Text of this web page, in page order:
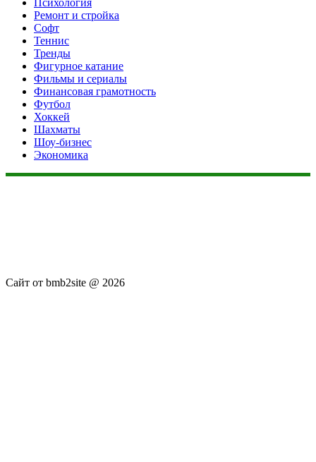
Ремонт и стройка
Софт
Теннис
Тренды
Фигурное катание
Фильмы и сериалы
Финансовая грамотность
Футбол
Хоккей
Шахматы
Шоу-бизнес
Экономика
Сайт от bmb2site @ 2026